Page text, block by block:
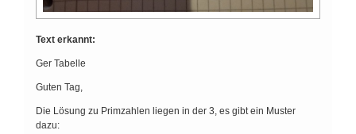
Text erkannt:
Ger Tabelle
Guten Tag,
Die Lösung zu Primzahlen liegen in der 3, es gibt ein Muster
dazu: